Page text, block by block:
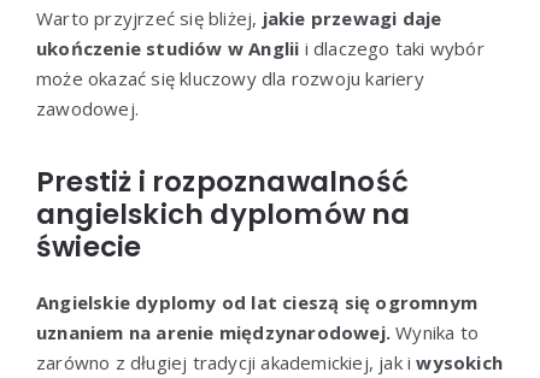
Warto przyjrzeć się bliżej, jakie przewagi daje
ukończenie studiów w Anglii i dlaczego taki wybór
może okazać się kluczowy dla rozwoju kariery
zawodowej.
Prestiż i rozpoznawalność
angielskich dyplomów na
świecie
Angielskie dyplomy od lat cieszą się ogromnym
uznaniem na arenie międzynarodowej. Wynika to
zarówno z długiej tradycji akademickiej, jak iwysokich